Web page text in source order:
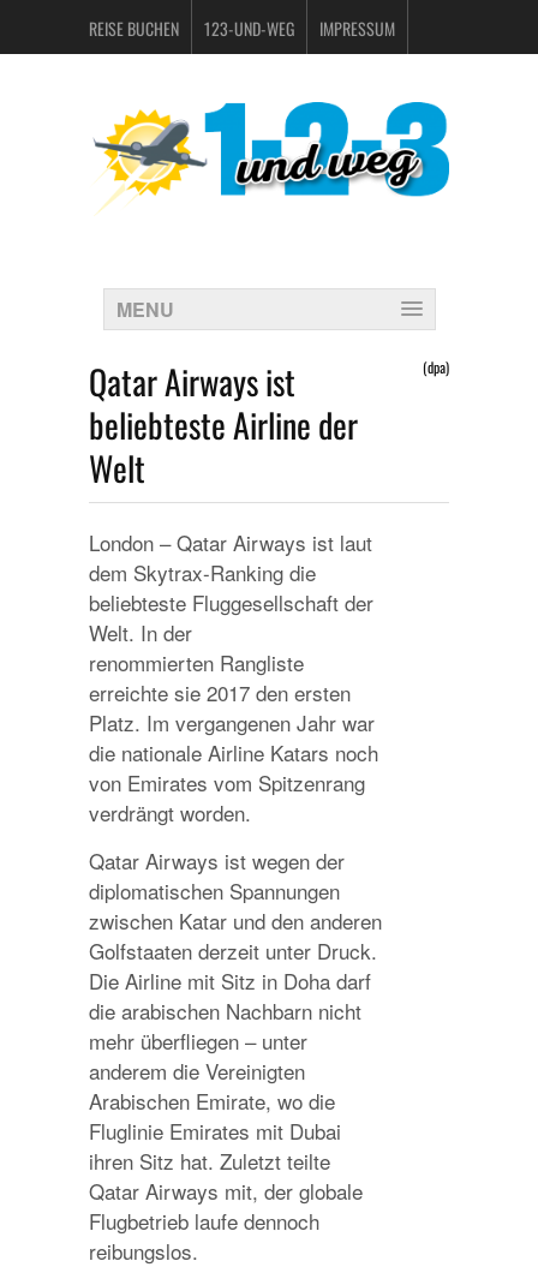
REISE BUCHEN 123-UND-WEG IMPRESSUM
MENU
Qatar Airways ist
beliebteste Airline der
Welt
(dpa)
London – Qatar Airways ist laut
dem Skytrax-Ranking die
beliebteste Fluggesellschaft der
Welt. In der
renommierten Rangliste
erreichte sie 2017 den ersten
Platz. Im vergangenen Jahr war
die nationale Airline Katars noch
von Emirates vom Spitzenrang
verdrängt worden.
Qatar Airways ist wegen der
diplomatischen Spannungen
zwischen Katar und den anderen
Golfstaaten derzeit unter Druck.
Die Airline mit Sitz in Doha darf
die arabischen Nachbarn nicht
mehr überfliegen – unter
anderem die Vereinigten
Arabischen Emirate, wo die
Fluglinie Emirates mit Dubai
ihren Sitz hat. Zuletzt teilte
Qatar Airways mit, der globale
Flugbetrieb laufe dennoch
reibungslos.